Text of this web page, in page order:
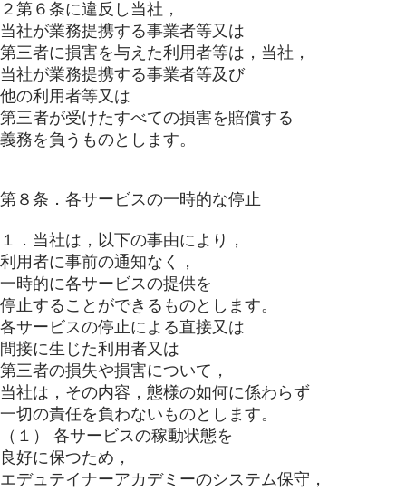
２第６条に違反し当社，
当社が業務提携する事業者等又は
第三者に損害を与えた利用者等は，当社，
当社が業務提携する事業者等及び
他の利用者等又は
第三者が受けたすべての損害を賠償する
義務を負うものとします。
第８条．各サービスの一時的な停止
１．当社は，以下の事由により，
利用者に事前の通知なく，
一時的に各サービスの提供を
停止することができるものとします。
各サービスの停止による直接又は
間接に生じた利用者又は
第三者の損失や損害について，
当社は，その内容，態様の如何に係わらず
一切の責任を負わないものとします。
（１） 各サービスの稼動状態を
良好に保つため，
エデュテイナーアカデミーのシステム保守，